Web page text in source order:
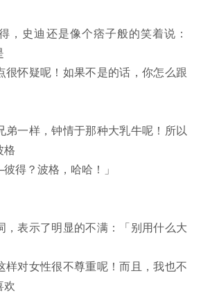
，史迪还是像个痞子般的笑着说：
很怀疑呢！如果不是的话，你怎么跟
弟一样，钟情于那种大乳牛呢！所以
格
得？波格，哈哈！」
，表示了明显的不满：「别用什么大
样对女性很不尊重呢！而且，我也不
欢